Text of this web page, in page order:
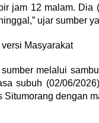
jam 12 malam.
ujar sumber
Masyarakat
sumber melalui
subuh (02/06/
Situmorang dengan